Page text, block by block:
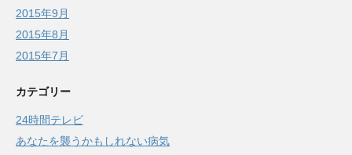
2015年9月
2015年8月
2015年7月
カテゴリー
24時間テレビ
あなたを襲うかもしれない病気